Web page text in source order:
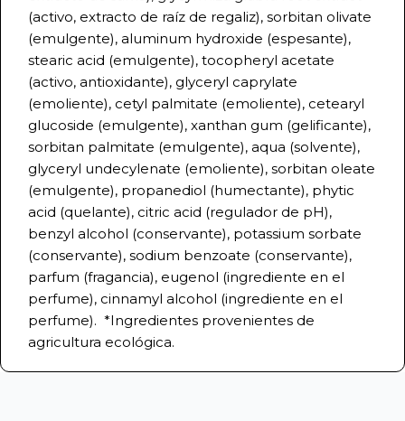
(activo, extracto de raíz de regaliz), sorbitan olivate
(emulgente), aluminum hydroxide (espesante),
stearic acid (emulgente), tocopheryl acetate
(activo, antioxidante), glyceryl caprylate
(emoliente), cetyl palmitate (emoliente), cetearyl
glucoside (emulgente), xanthan gum (gelificante),
sorbitan palmitate (emulgente), aqua (solvente),
glyceryl undecylenate (emoliente), sorbitan oleate
(emulgente), propanediol (humectante), phytic
acid (quelante), citric acid (regulador de pH),
benzyl alcohol (conservante), potassium sorbate
(conservante), sodium benzoate (conservante),
parfum (fragancia), eugenol (ingrediente en el
perfume), cinnamyl alcohol (ingrediente en el
perfume). *Ingredientes provenientes de
agricultura ecológica.